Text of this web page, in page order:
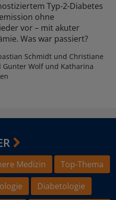
Typ-2-Diabetes
ohne
vor – mit akuter
Was war passiert?
Schmidt und Christiane
Wolf und Katharina
Medizin
Top-Thema
Diabetologie